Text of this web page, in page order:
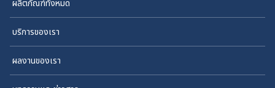
ผลิตภัณฑ์ทั้งหมด
บริการของเรา
ผลงานของเรา